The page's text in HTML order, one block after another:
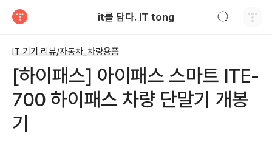
it를 담다. IT tong
IT 기기 리뷰/자동차_차량용품
[하이패스] 아이패스 스마트 ITE-
700 하이패스 차량 단말기 개봉
기